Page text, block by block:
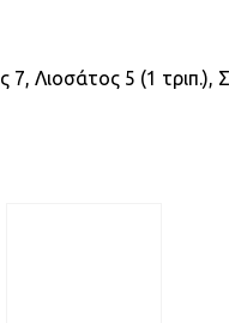
Λιοσάτος 5 (1 τριπ.),